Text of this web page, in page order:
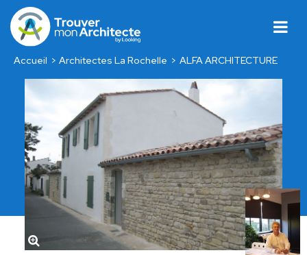
Accueil Architectes La Rochelle ALFA ARCHITECTURE